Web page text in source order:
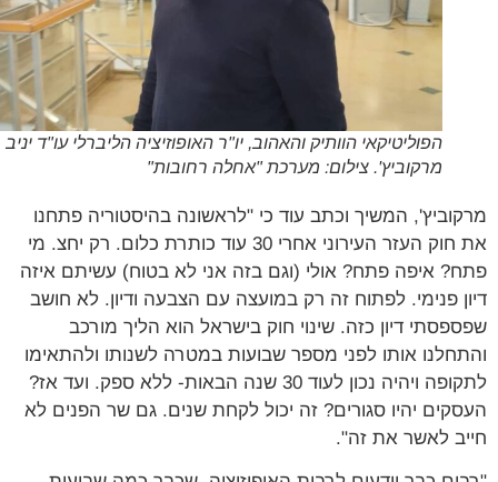
הפוליטיקאי הוותיק והאהוב, יו"ר האופוזיציה הליברלי עו"ד יניב
מרקוביץ'. צילום: מערכת "אחלה רחובות"
המשיך וכתב עוד כי "לראשונה בהיסטוריה פתחנו
את חוק העזר העירוני אחרי 30 עוד כותרת כלום. רק יחצ. מי
איפה פתח? אולי (וגם בזה אני לא בטוח) עשיתם איזה
פנימי. לפתוח זה רק במועצה עם הצבעה ודיון. לא חושב
דיון כזה. שינוי חוק בישראל הוא הליך מורכב
אותו לפני מספר שבועות במטרה לשנותו ולהתאימו
לתקופה ויהיה נכון לעוד 30 שנה הבאות- ללא ספק. ועד אז?
יהיו סגורים? זה יכול לקחת שנים. גם שר הפנים לא
לאשר את זה".